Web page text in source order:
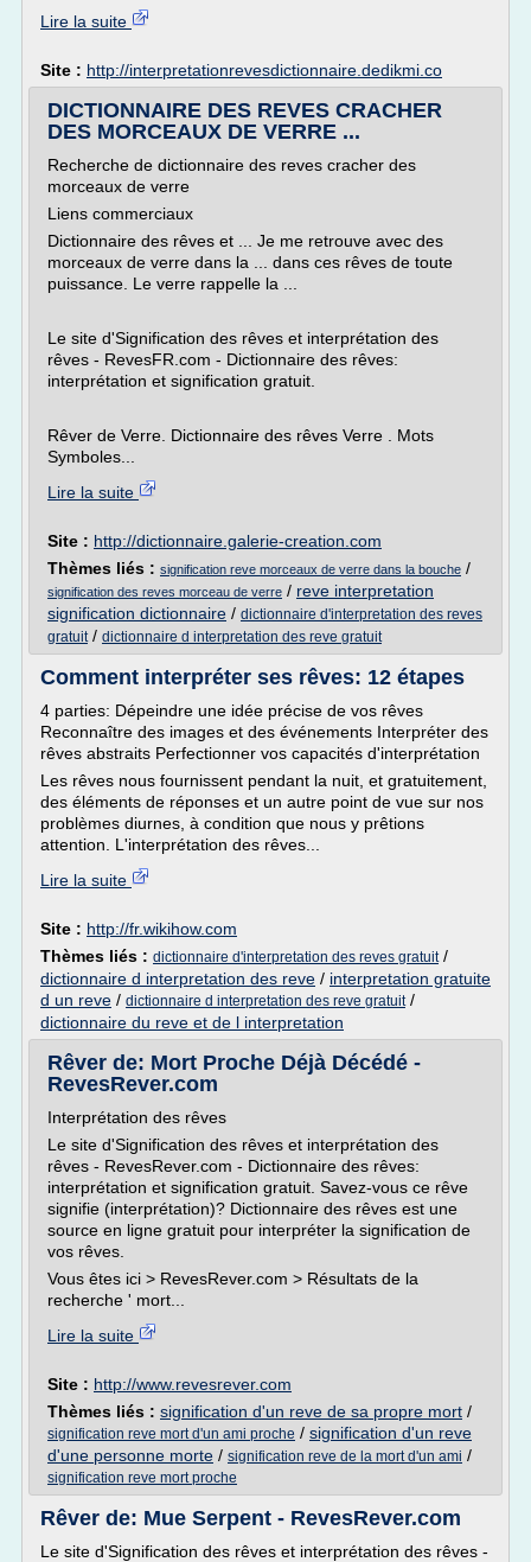
Lire la suite
Site : http://interpretationrevesdictionnaire.dedikmi.co
DICTIONNAIRE DES REVES CRACHER
DES MORCEAUX DE VERRE ...
Recherche de dictionnaire des reves cracher des
morceaux de verre
Liens commerciaux
Dictionnaire des rêves et ... Je me retrouve avec des
morceaux de verre dans la ... dans ces rêves de toute
puissance. Le verre rappelle la ...
Le site d'Signification des rêves et interprétation des
rêves - RevesFR.com - Dictionnaire des rêves:
interprétation et signification gratuit.
Rêver de Verre. Dictionnaire des rêves Verre . Mots
Symboles...
Lire la suite
Site : http://dictionnaire.galerie-creation.com
Thèmes liés : signification reve morceaux de verre dans la bouche /
signification des reves morceau de verre / reve interpretation
signification dictionnaire / dictionnaire d'interpretation des reves
gratuit/ dictionnaire d interpretation des reve gratuit
Comment interpréter ses rêves: 12 étapes
4 parties: Dépeindre une idée précise de vos rêves
Reconnaître des images et des événements Interpréter des
rêves abstraits Perfectionner vos capacités d'interprétation
Les rêves nous fournissent pendant la nuit, et gratuitement,
des éléments de réponses et un autre point de vue sur nos
problèmes diurnes, à condition que nous y prêtions
attention. L'interprétation des rêves...
Lire la suite
Site : http://fr.wikihow.com
Thèmes liés : dictionnaire d'interpretation des reves gratuit/
dictionnaire d interpretation des reve / interpretation gratuite
d un reve / dictionnaire d interpretation des reve gratuit/
dictionnaire du reve et de l interpretation
Rêver de: Mort Proche Déjà Décédé -
RevesRever.com
Interprétation des rêves
Le site d'Signification des rêves et interprétation des
rêves - RevesRever.com - Dictionnaire des rêves:
interprétation et signification gratuit. Savez-vous ce rêve
signifie (interprétation)? Dictionnaire des rêves est une
source en ligne gratuit pour interpréter la signification de
vos rêves.
Vous êtes ici > RevesRever.com > Résultats de la
recherche ' mort...
Lire la suite
Site : http://www.revesrever.com
Thèmes liés : signification d'un reve de sa propre mort /
signification reve mort d'un ami proche / signification d'un reve
d'une personne morte / signification reve de la mort d'un ami /
signification reve mort proche
Rêver de: Mue Serpent - RevesRever.com
Le site d'Signification des rêves et interprétation des rêves -